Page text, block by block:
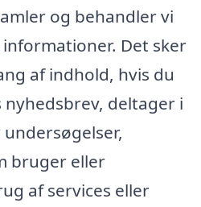
og behandler vi
Det sker
af indhold, hvis du
deltager i
bruger eller
af services eller